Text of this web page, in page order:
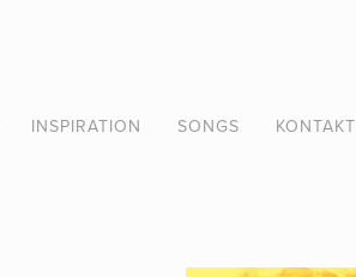
SongsKontakt
INSPIRATION SONGS KONTAKT